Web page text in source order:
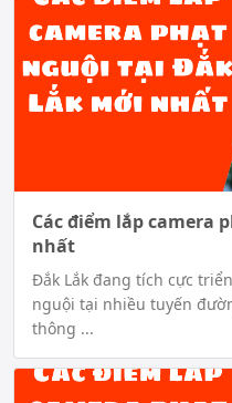
Các điểm lắp camera
nhất
Đắk Lắk đang tích cực
nguội tại nhiều tuyến
thông ...